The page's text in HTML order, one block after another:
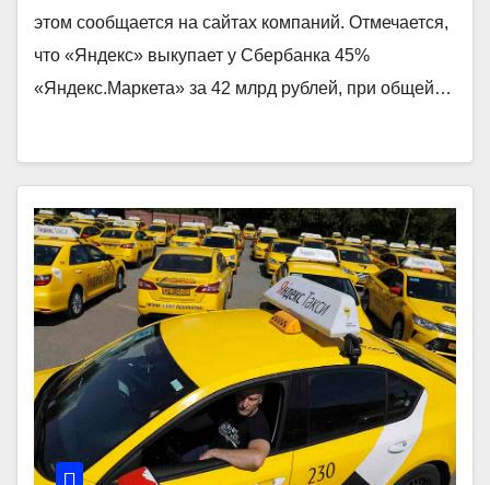
этом сообщается на сайтах компаний. Отмечается,
что «Яндекс» выкупает у Сбербанка 45%
«Яндекс.Маркета» за 42 млрд рублей, при общей…